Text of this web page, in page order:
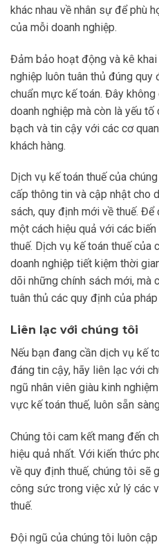
khác nhau về nhân sự để phù
của mỗi doanh nghiệp.
Đảm bảo hoạt động và kê
nghiệp luôn tuân thủ đúng quy
chuẩn mực kế toán. Đây
doanh nghiệp mà còn là yếu
bạch và tin cậy với các cơ
khách hàng.
Dịch vụ kế toán thuế của
cấp thông tin và cập nhật cho
sách, quy định mới về thuế.
một cách hiệu quả với các
thuế. Dịch vụ kế toán thuế của
doanh nghiệp tiết kiệm thời
dõi những chính sách mới, mà
tuân thủ các quy định của
Liên lạc với chúng tôi
Nếu bạn đang cần dịch vụ kế
đáng tin cậy, hãy liên lạc với
ngũ nhân viên giàu kinh
vực kế toán thuế, luôn sẵn
Chúng tôi cam kết mang đến
hiệu quả nhất. Với kiến thức
về quy định thuế, chúng tôi sẽ
công sức trong việc xử lý các
thuế.
Đội ngũ của chúng tôi luôn